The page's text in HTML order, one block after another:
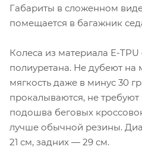
Габариты в сложенном
помещается в багажник
Колеса из материала E-
полиуретана. Не дубеют на
мягкость даже в минус 30
прокалываются, не
подошва беговых
лучше обычной резины.
21 см, задних — 29 см.